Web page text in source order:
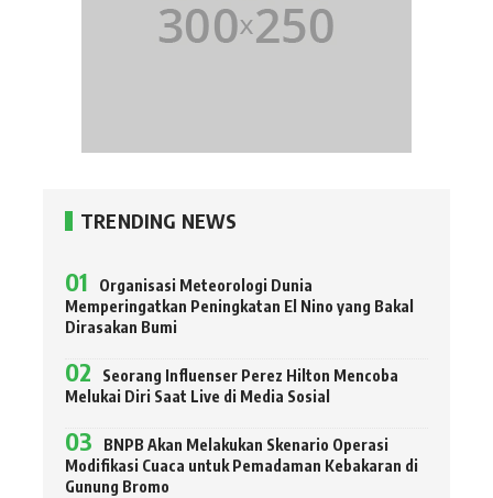
TRENDING NEWS
Organisasi Meteorologi Dunia
Memperingatkan Peningkatan El Nino yang Bakal
Dirasakan Bumi
Seorang Influenser Perez Hilton Mencoba
Melukai Diri Saat Live di Media Sosial
BNPB Akan Melakukan Skenario Operasi
Modifikasi Cuaca untuk Pemadaman Kebakaran di
Gunung Bromo